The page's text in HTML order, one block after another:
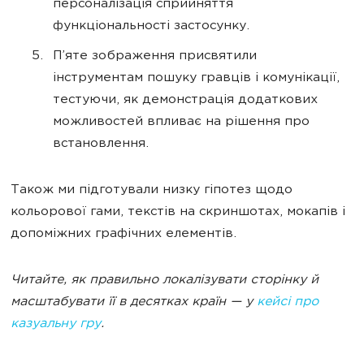
персоналізація сприйняття
функціональності застосунку.
П’яте зображення присвятили
інструментам пошуку гравців і комунікації,
тестуючи, як демонстрація додаткових
можливостей впливає на рішення про
встановлення.
Також ми підготували низку гіпотез щодо
кольорової гами, текстів на скриншотах, мокапів і
допоміжних графічних елементів.
Читайте, як правильно локалізувати сторінку й
масштабувати її в десятках країн — у кейсі про
казуальну гру.